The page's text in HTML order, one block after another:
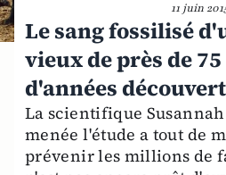
11 juin
Le sang fossilisé
vieux de près de
d'années découvert
La scientifique
menée l'étude a tout de
prévenir les millions de